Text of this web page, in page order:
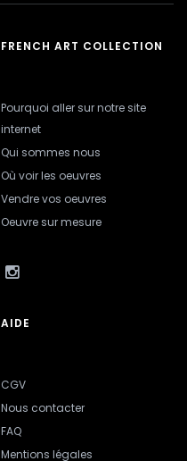
FRENCH ART COLLECTION
Pourquoi aller sur notre site
internet
Qui sommes nous
Où voir les oeuvres
Vendre vos oeuvres
Oeuvre sur mesure
AIDE
CGV
Nous contacter
FAQ
Mentions légales